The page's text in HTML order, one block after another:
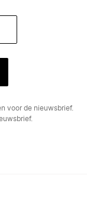
voor de nieuwsbrief.